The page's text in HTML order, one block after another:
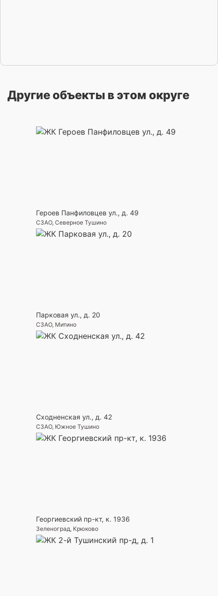
Другие объекты в этом округе
Героев Панфиловцев ул., д. 49
СЗАО, Северное Тушино
Парковая ул., д. 20
СЗАО, Митино
Сходненская ул., д. 42
СЗАО, Южное Тушино
Георгиевский пр-кт, к. 1936
Зеленоград, Крюково